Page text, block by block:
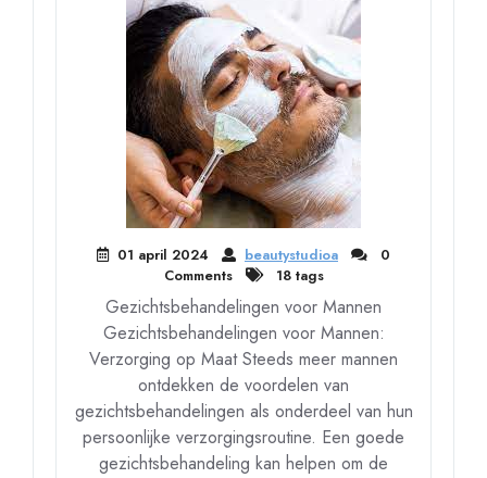
01 april 2024 beautystudioa
0
Comments
18 tags
Gezichtsbehandelingen voor Mannen
Gezichtsbehandelingen voor Mannen:
Verzorging op Maat Steeds meer mannen
ontdekken de voordelen van
gezichtsbehandelingen als onderdeel van hun
persoonlijke verzorgingsroutine. Een goede
gezichtsbehandeling kan helpen om de